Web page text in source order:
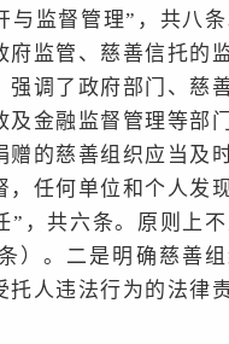
与监督管理”，共八
府监管、慈善信托的
强调了政府部门、慈
及金融监督管理等部
赠的慈善组织应当及
，任何单位和个人发
”，共六条。原则上
）。二是明确慈善
托人违法行为的法律